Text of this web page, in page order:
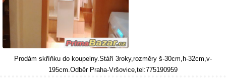
Prodám skříňku do koupelny.Stáří 3roky,rozměry š-30cm,h-32cm,v-
195cm.Odběr Praha-Vršovice,tel:775190959